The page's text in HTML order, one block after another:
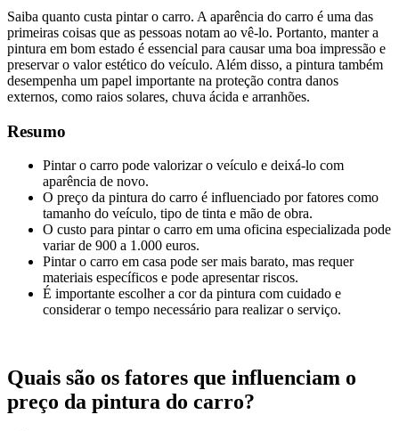
Saiba quanto custa pintar o carro. A aparência do carro é uma das
primeiras coisas que as pessoas notam ao vê-lo. Portanto, manter a
pintura em bom estado é essencial para causar uma boa impressão e
preservar o valor estético do veículo. Além disso, a pintura também
desempenha um papel importante na proteção contra danos
externos, como raios solares, chuva ácida e arranhões.
Resumo
Pintar o carro pode valorizar o veículo e deixá-lo com
aparência de novo.
O preço da pintura do carro é influenciado por fatores como
tamanho do veículo, tipo de tinta e mão de obra.
O custo para pintar o carro em uma oficina especializada pode
variar de 900 a 1.000 euros.
Pintar o carro em casa pode ser mais barato, mas requer
materiais específicos e pode apresentar riscos.
É importante escolher a cor da pintura com cuidado e
considerar o tempo necessário para realizar o serviço.
Quais são os fatores que influenciam o
preço da pintura do carro?